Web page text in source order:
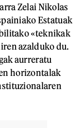
Zelai Nikolas
Estatuak
«teknikak
azalduko du.
aurreratu
horizontalak